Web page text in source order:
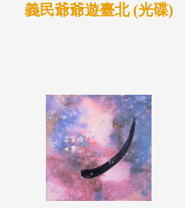
的意象凸顯「獎」字，
學菁英運用客家元素創
義民爺爺遊臺北 (光碟)